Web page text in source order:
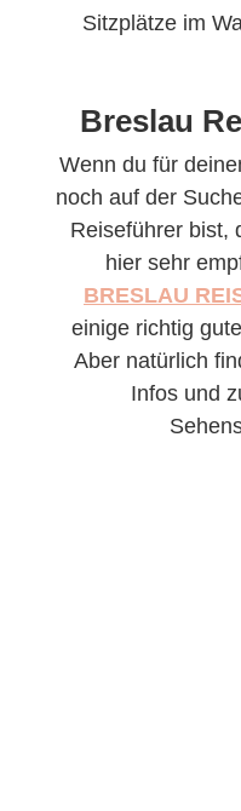
Sitzplätze im
Breslau
Wenn du für
noch auf der
Reiseführer bist,
hier sehr
BRESLAU
einige richtig
Aber natürlich
Infos und